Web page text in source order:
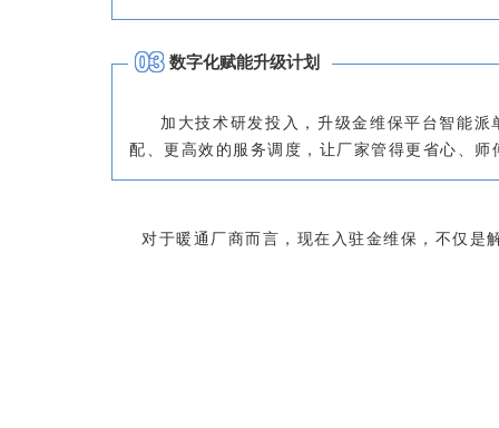
03 数字化赋能升级计划
加大技术研发投入，升级金维保平台智能
配、更高效的服务调度，让厂家管得更省心、
对于暖通厂商而言，现在入驻金维保，不仅是